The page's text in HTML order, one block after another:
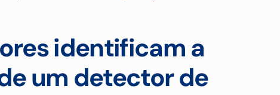
identificam a
um detector de